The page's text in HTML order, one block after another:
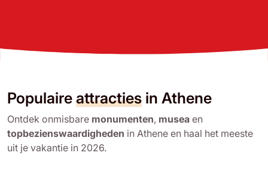
Populaire attracties in Athene
Ontdek onmisbare monumenten, musea en
topbezienswaardigheden in Athene en haal het meeste
uit je vakantie in 2026.